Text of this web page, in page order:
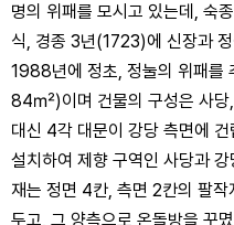
명의 위패를 모시고 있는데, 숙
식, 경종 3년(1723)에 신장과
1988년에 정초, 정눌의 위패를
84㎡)이며 건물의 구성은 사당
대신 4각 대문이 강당 측면에
설치하여 제향 구역인 사당과
재는 정면 4칸, 측면 2칸의 팔
두고, 그 양측으로 온돌방을 꾸